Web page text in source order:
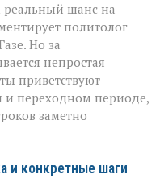
за
мир
Газе:
надежды
и
противоречия
реальный шанс на
политолог
Но за
непростая
приветствуют
и переходном периоде,
заметно
и конкретные шаги